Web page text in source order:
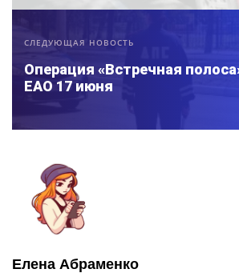
СЛЕДУЮЩАЯ НОВОСТЬ
Операция «Встречная
ЕАО 17 июня
Елена Абраменко